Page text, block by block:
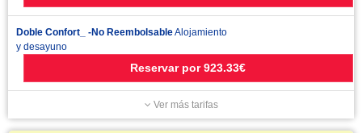
Doble Confort_ -No ReembolsableAlojamiento
y desayuno
Reservar por 923.33€
Ver más tarifas